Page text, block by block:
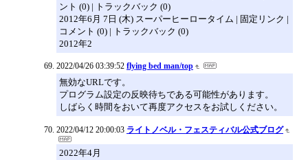
ント (0) | トラックバック (0)
2012年6月 7日 (木) スーパーヒーロータイム | 固定リンク |
コメント (0) | トラックバック (0)
2012年2
2022/04/26 03:39:52 flying bed man/top
無効なURLです。
プログラム設定の反映待ちである可能性があります。
しばらく時間をおいて再度アクセスをお試しください。
2022/04/12 20:00:03 ライトノベル・フェスティバル公式ブログ
2022年4月